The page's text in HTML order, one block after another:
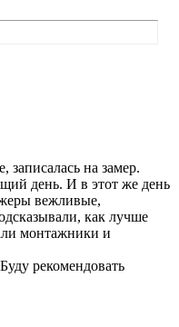
записалась на замер.
день. И в этот же день
вежливые,
как лучше
монтажники и
рекомендовать